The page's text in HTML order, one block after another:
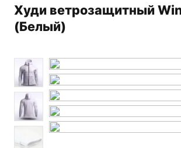
Худи ветрозащитный Windranger
(Белый)